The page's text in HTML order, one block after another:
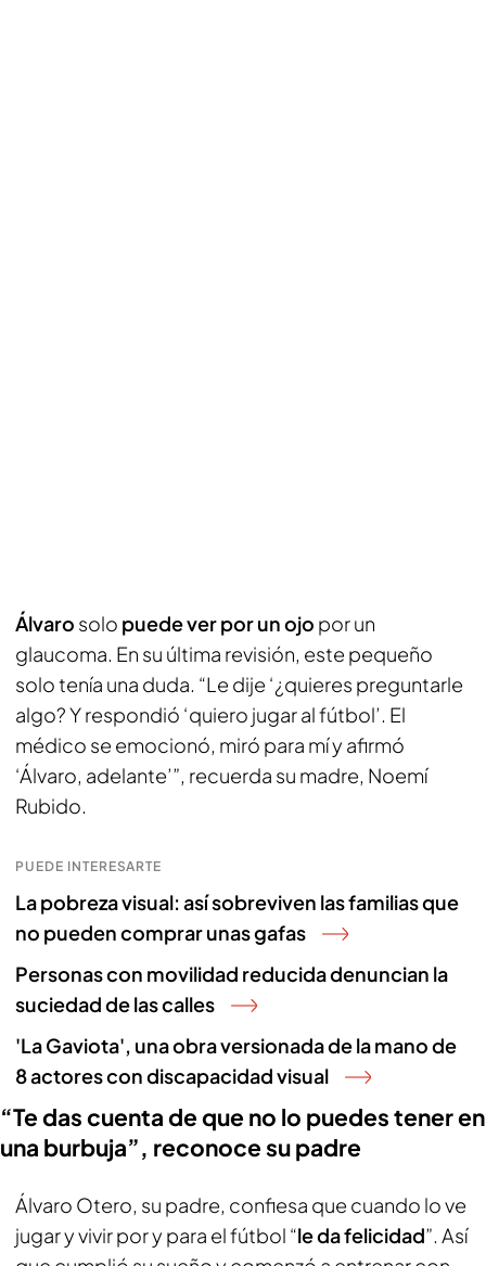
Álvaro solo puede ver por un ojo por un
glaucoma. En su última revisión, este pequeño
solo tenía una duda. “Le dije ‘¿quieres preguntarle
algo? Y respondió ‘quiero jugar al fútbol’. El
médico se emocionó, miró para mí y afirmó
‘Álvaro, adelante’”, recuerda su madre, Noemí
Rubido.
PUEDE INTERESARTE
La pobreza visual: así sobreviven las familias que
no pueden comprar unas gafas
Personas con movilidad reducida denuncian la
suciedad de las calles
'La Gaviota', una obra versionada de la mano de
8 actores con discapacidad visual
“Te das cuenta de que no lo puedes tener en
una burbuja”, reconoce su padre
Álvaro Otero, su padre, confiesa que cuando lo ve
jugar y vivir por y para el fútbol “le da felicidad”. Así